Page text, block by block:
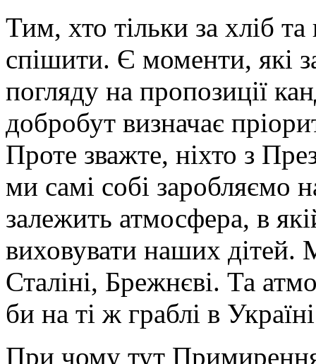
Тим, хто тільки за хліб
спішити. Є моменти, які
погляду на пропозиції
добробут визначає
Проте зважте, ніхто з
ми самі собі заробляємо
залежить атмосфера, в
виховувати наших дітей.
Сталіні, Брежнєві. Та
би на ті ж граблі в
При чому тут